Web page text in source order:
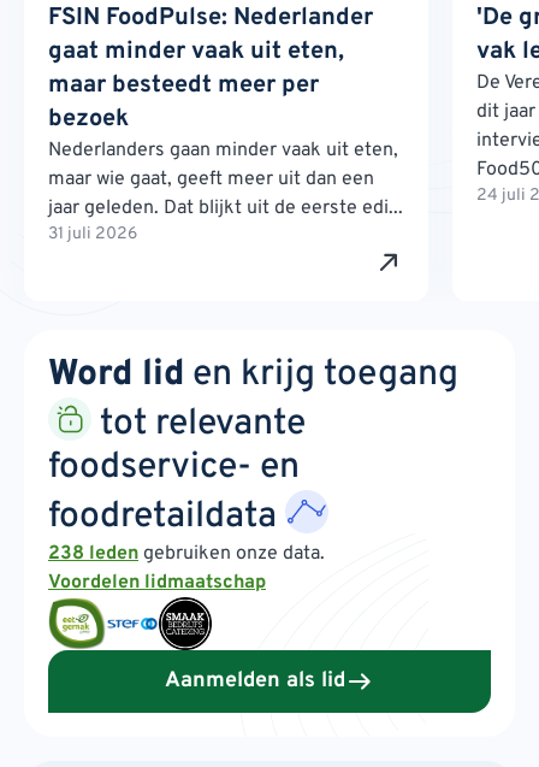
FSIN FoodPulse: Nederlander
gaat minder vaak uit eten,
maar besteedt meer per
bezoek
Nederlanders gaan minder vaak uit eten,
maar wie gaat, geeft meer uit dan een
jaar geleden. Dat blijkt uit de eerste edi...
31 juli 2026
'De
vak
De
dit
24 juli
Word lid en krijg toegang
tot relevante
foodservice- en
foodretaildata
238 leden gebruiken onze data.
Voordelen lidmaatschap
Aanmelden als lid